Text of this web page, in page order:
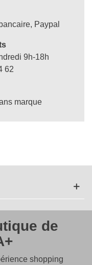
Paypal
9h-18h
62
marque
de
shopping